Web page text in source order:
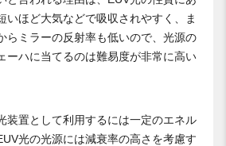
いほど大気などで吸収されやすく、ま
らミラーの反射率も低いので、光源の
ーハに当てるのは難易度が非常に高い
装置として利用するには一定のエネル
光の光源には減衰率の高さを考慮す